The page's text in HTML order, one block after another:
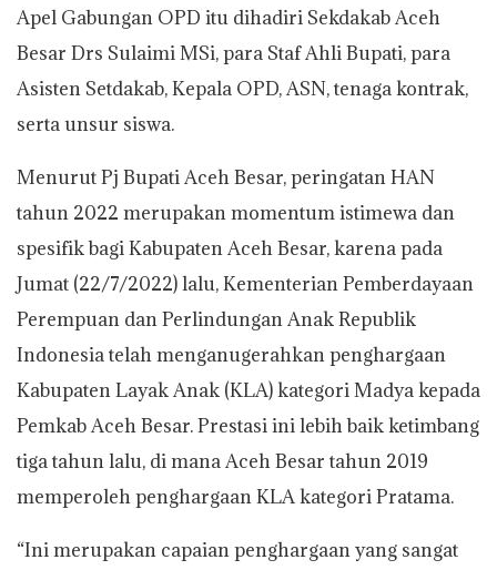
Apel Gabungan OPD itu dihadiri Sekdakab Aceh
Besar Drs Sulaimi MSi, para Staf Ahli Bupati, para
Asisten Setdakab, Kepala OPD, ASN, tenaga kontrak,
serta unsur siswa.
Menurut Pj Bupati Aceh Besar, peringatan HAN
tahun 2022 merupakan momentum istimewa dan
spesifik bagi Kabupaten Aceh Besar, karena pada
Jumat (22/7/2022) lalu, Kementerian Pemberdayaan
Perempuan dan Perlindungan Anak Republik
Indonesia telah menganugerahkan penghargaan
Kabupaten Layak Anak (KLA) kategori Madya kepada
Pemkab Aceh Besar. Prestasi ini lebih baik ketimbang
tiga tahun lalu, di mana Aceh Besar tahun 2019
memperoleh penghargaan KLA kategori Pratama.
“Ini merupakan capaian penghargaan yang sangat